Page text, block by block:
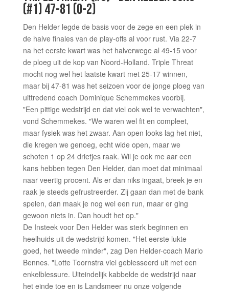
(#1) 47-81 (0-2)
Den Helder legde de basis voor de zege en een plek in
de halve finales van de play-offs al voor rust. Via 22-7
na het eerste kwart was het halverwege al 49-15 voor
de ploeg uit de kop van Noord-Holland. Triple Threat
mocht nog wel het laatste kwart met 25-17 winnen,
maar bij 47-81 was het seizoen voor de jonge ploeg van
uittredend coach Dominique Schemmekes voorbij.
"Een pittige wedstrijd en dat viel ook wel te verwachten",
vond Schemmekes. "We waren wel fit en compleet,
maar fysiek was het zwaar. Aan open looks lag het niet,
die kregen we genoeg, echt wide open, maar we
schoten 1 op 24 drietjes raak. Wil je ook me aar een
kans hebben tegen Den Helder, dan moet dat minimaal
naar veertig procent. Als er dan niks ingaat, breek je en
raak je steeds gefrustreerder. Zij gaan dan met de bank
spelen, dan maak je nog wel een run, maar er ging
gewoon niets in. Dan houdt het op."
De Insteek voor Den Helder was sterk beginnen en
heelhuids uit de wedstrijd komen. "Het eerste lukte
goed, het tweede minder", zag Den Helder-coach Mario
Bennes. "Lotte Toornstra viel geblesseerd uit met een
enkelblessure. Uiteindelijk kabbelde de wedstrijd naar
het einde toe en is Landsmeer nu onze volgende